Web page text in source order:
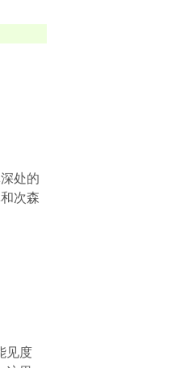
处的
次森
见度